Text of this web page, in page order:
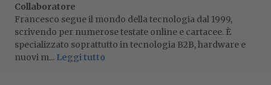
Collaboratore
Francesco segue il mondo della tecnologia dal 1999,
scrivendo per numerose testate online e cartacee. È
specializzato soprattutto in tecnologia B2B, hardware e
nuovi m... Leggi tutto